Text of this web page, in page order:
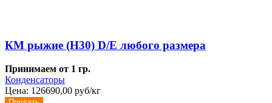
КМ рыжие (Н30) D/E любого размера
Принимаем от 1 гр.
Конденсаторы
Цена: 126690,00 руб/кг